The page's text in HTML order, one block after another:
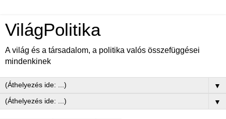
VilágPolitika
A világ és a társadalom, a politika valós összefüggései
mindenkinek
▼
▼